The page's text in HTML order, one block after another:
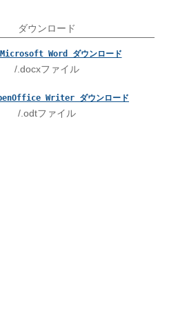
ダウンロード
Microsoft Word ダウンロード
/.docxファイル
Writer ダウンロード
/.odtファイル